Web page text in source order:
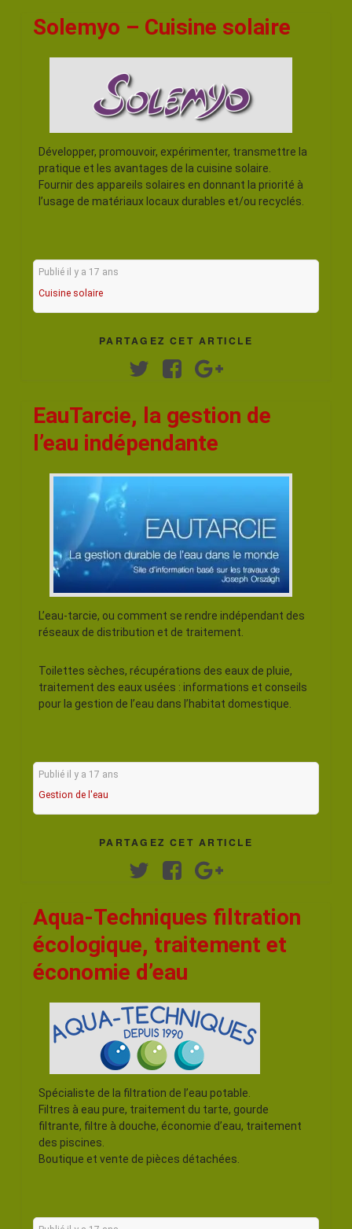
Solemyo – Cuisine solaire
Développer, promouvoir, expérimenter, transmettre la
pratique et les avantages de la cuisine solaire.
Fournir des appareils solaires en donnant la priorité à
l’usage de matériaux locaux durables et/ou recyclés.
Publié il y a 17 ans
Cuisine solaire
PARTAGEZ CET ARTICLE
Twitter Facebook
EauTarcie, la gestion de
l’eau indépendante
L’eau-tarcie, ou comment se rendre indépendant des
réseaux de distribution et de traitement.
Toilettes sèches, récupérations des eaux de pluie,
traitement des eaux usées : informations et conseils
pour la gestion de l’eau dans l’habitat domestique.
Publié il y a 17 ans
Gestion de l'eau
PARTAGEZ CET ARTICLE
Twitter Facebook
Aqua-Techniques filtration
écologique, traitement et
économie d’eau
Spécialiste de la filtration de l’eau potable.
Filtres à eau pure, traitement du tarte, gourde
filtrante, filtre à douche, économie d’eau, traitement
des piscines.
Boutique et vente de pièces détachées.